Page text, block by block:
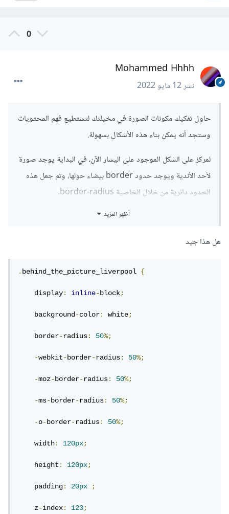
0
Mohammed Hhhh
نشر12 مايو 2022
حاول تفكيك مكونات الصورة في مخيلتك لتستطيع فهم المحتويات
وستجد أنه يمكن بناء هذه الأشكال بسهولة.
لمركز على الشكل الموجود على اليسار الآن، في البداية يوجد صورة
لأحد الأندية ويوجد حدود border بيضاء حولها، وتم جعل هذه
الحدود دائرية من خلال الخاصية border-radius.
بعد ذلك يوجد مربع يحتوي على اسم النادي، وهذا العنصر له حدود
كما يمكن إستخدام margin لإزاحة العنصر إلى الأسفل قليلًا ليكون
نفس الخصائص، حيث يمكنك أن تستعمل flex box مثلًا بدلًا من
حاول تطبيق هذا الأمر وإن واجهت مشكلة في الكود فتستطيع أن
تقوم بإضافة سؤال لتحصل على المساعدة بشكل أدق.
أظهر المزيد
هل هذا جيد
.behind_the_picture_liverpool {
display: inline-block;
background-color: white;
border-radius: 50%;
-webkit-border-radius: 50%;
-moz-border-radius: 50%;
-ms-border-radius: 50%;
-o-border-radius: 50%;
width: 120px;
height: 120px;
padding: 20px ;
z-index: 123;